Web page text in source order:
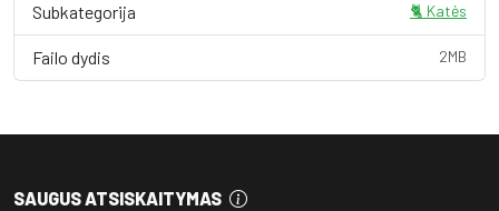
Subkategorija 🐈 Katės
Failo dydis 2MB
SAUGUS ATSISKAITYMAS